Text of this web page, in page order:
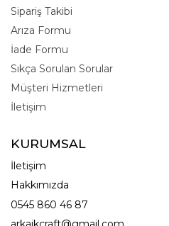
Sipariş Takibi
Arıza Formu
İade Formu
Sıkça Sorulan Sorular
Müşteri Hizmetleri
İletişim
KURUMSAL
İletişim
Hakkımızda
0545 860 46 87